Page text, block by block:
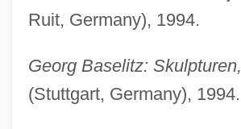
Ruit, Germany), 1994.
Georg Baselitz: Skulpturen,
(Stuttgart, Germany), 1994.